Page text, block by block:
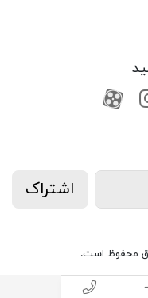
آپارات
کانال آپارات
اشتراک